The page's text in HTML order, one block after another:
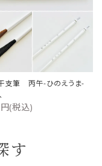
支筆 丙午-ひのえうま-
(税込)
す